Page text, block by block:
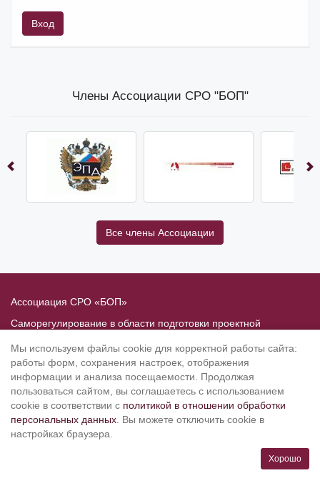
Вход
Члены Ассоциации СРО "БОП"
Все члены Ассоциации
Ассоциация СРО «БОП»
Саморегулирование в области подготовки проектной
Политика в отношении обработки персональных данных
190020, Санкт-Петербург, Рижский пр. 3, литер Б
Тел.: 8-800-505-02-38
(812) 251-31-01, 251-10-50, 251-79-65
Режим работы: ПН-ЧТ с 10.00 до 19.00, ПТ с 10.00 до 17.45
Мы используем файлы cookie для корректной работы сайта:
работы форм, сохранения настроек, отображения
информации и анализа посещаемости. Продолжая
пользоваться сайтом, вы соглашаетесь с использованием
cookie в соответствии с политикой в отношении обработки
персональных данных . Вы можете отключить cookie в
настройках браузера.
Хорошо